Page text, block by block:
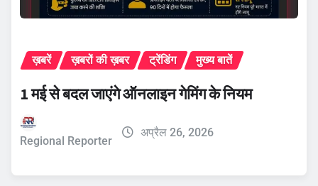
ख़बरें ख़बरों की ख़बर ट्रेंडिंग मुख्य बातें
1 मई से बदल जाएंगे ऑनलाइन गेमिंग के नियम
Regional Reporter
अप्रैल 26, 2026